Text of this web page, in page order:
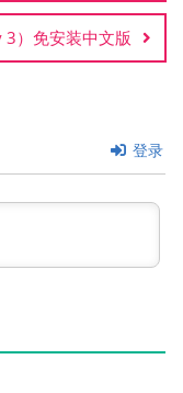
）免安装中文版
登录